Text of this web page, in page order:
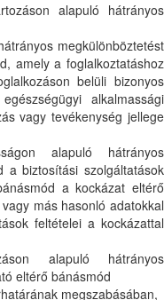
alapuló hátrányos
megkülönböztetést
amely a foglalkoztatáshoz
belüli bizonyos
alkalmassági
vagy tevékenység jellege
alapuló hátrányos
a biztosítási szolgáltatások
a kockázat eltérő
más hasonló adatokkal
feltételei a kockázattal
alapuló hátrányos
eltérő bánásmód
megszabásában,